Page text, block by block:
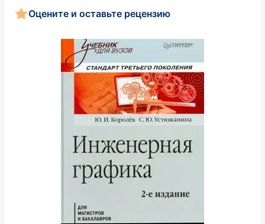
Оцените и оставьте рецензию